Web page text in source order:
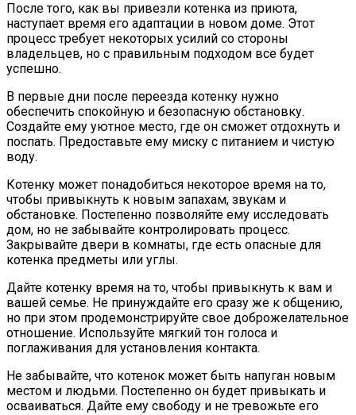
После того, как вы привезли котенка из приюта,
наступает время его адаптации в новом доме. Этот
процесс требует некоторых усилий со стороны
владельцев, но с правильным подходом все будет
успешно.
В первые дни после переезда котенку нужно
обеспечить спокойную и безопасную обстановку.
Создайте ему уютное место, где он сможет отдохнуть и
поспать. Предоставьте ему миску с питанием и чистую
воду.
Котенку может понадобиться некоторое время на то,
чтобы привыкнуть к новым запахам, звукам и
обстановке. Постепенно позволяйте ему исследовать
дом, но не забывайте контролировать процесс.
Закрывайте двери в комнаты, где есть опасные для
котенка предметы или углы.
Дайте котенку время на то, чтобы привыкнуть к вам и
вашей семье. Не принуждайте его сразу же к общению,
но при этом продемонстрируйте свое доброжелательное
отношение. Используйте мягкий тон голоса и
поглаживания для установления контакта.
Не забывайте, что котенок может быть напуган новым
местом и людьми. Постепенно он будет привыкать и
осваиваться. Дайте ему свободу и не тревожьте его